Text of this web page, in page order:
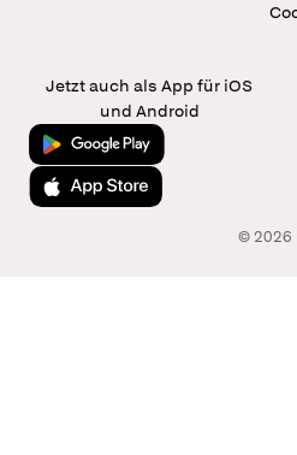
Jetzt auch als App für iOS
und Android
Jetzt bei Google Play
Laden im App Store
© 2026